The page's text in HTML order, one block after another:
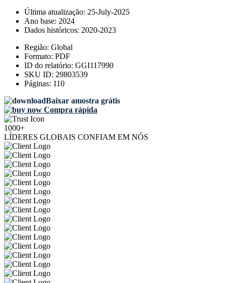
Última atualização: 25-July-2025
Ano base: 2024
Dados históricos: 2020-2023
Região: Global
Formato: PDF
ID do relatório: GGI117990
SKU ID: 29803539
Páginas: 110
Baixar amostra grátis
Compra rápida
1000+
LÍDERES GLOBAIS CONFIAM EM NÓS